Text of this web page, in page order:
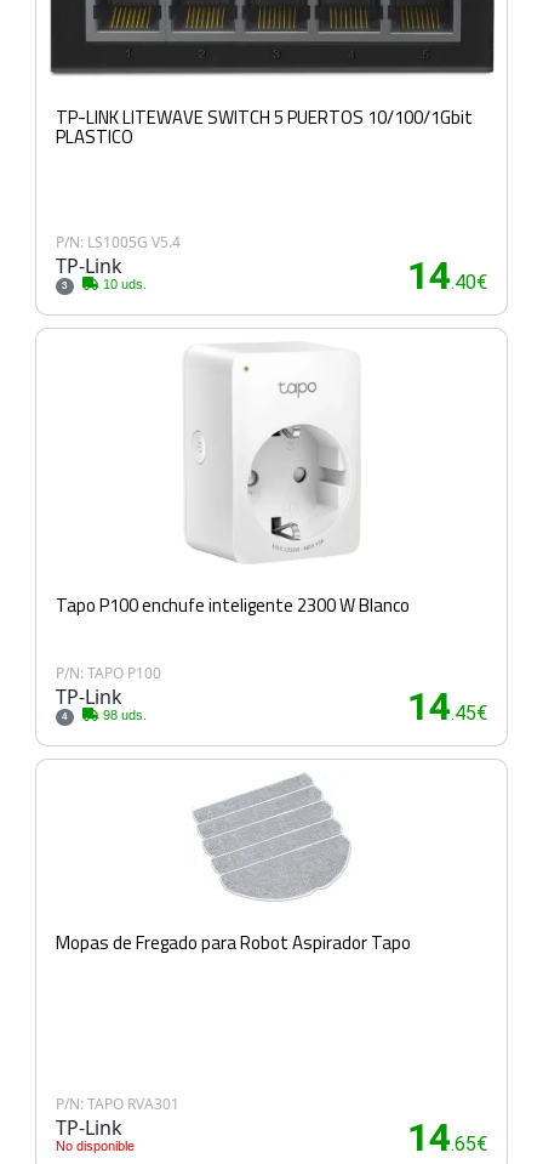
TP-LINK LITEWAVE SWITCH 5 PUERTOS 10/100/1Gbit
PLASTICO
P/N: LS1005G V5.4
TP-Link
3 10 uds. 14.40€
Tapo P100 enchufe inteligente 2300 W Blanco
P/N: TAPO P100
TP-Link
4 98 uds. 14.45€
Mopas de Fregado para Robot Aspirador Tapo
P/N: TAPO RVA301
TP-Link
No disponible 14.65€